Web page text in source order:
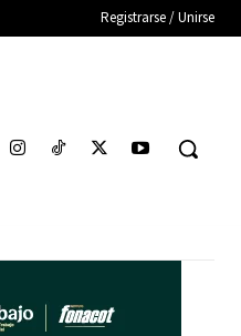
Registrarse / Unirse